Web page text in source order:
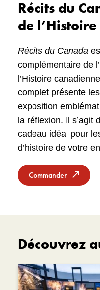
Récits du
de
Récits du Canada
complémentaire de
l’Histoire
complet présente
exposition
la réflexion. Il s’agit
cadeau idéal pour
d’histoire de votre
Commander
Découvrez